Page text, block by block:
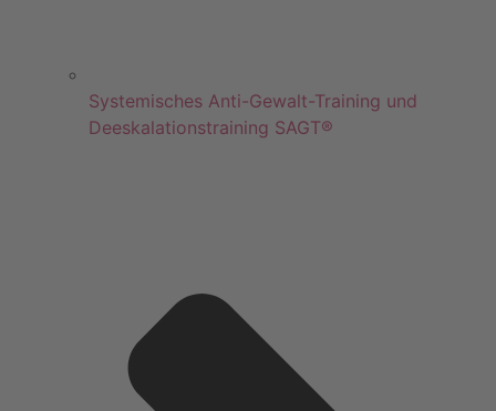
Systemisches Anti-Gewalt-Training und
Deeskalationstraining SAGT®